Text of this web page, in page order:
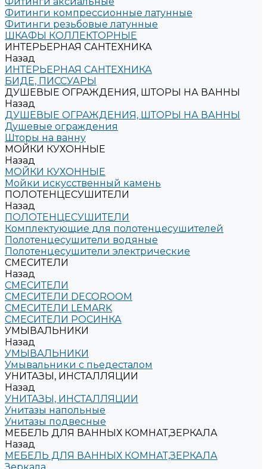
Фитинги компрессионные латунные
Фитинги резьбовые латунные
ШКАФЫ КОЛЛЕКТОРНЫЕ
ИНТЕРЬЕРНАЯ САНТЕХНИКА
Назад
ИНТЕРЬЕРНАЯ САНТЕХНИКА
БИДЕ, ПИССУАРЫ
ДУШЕВЫЕ ОГРАЖДЕНИЯ, ШТОРЫ НА ВАННЫ
Назад
ДУШЕВЫЕ ОГРАЖДЕНИЯ, ШТОРЫ НА ВАННЫ
Душевые ограждения
Шторы на ванну
МОЙКИ КУХОННЫЕ
Назад
МОЙКИ КУХОННЫЕ
Мойки искусственный камень
ПОЛОТЕНЦЕСУШИТЕЛИ
Назад
ПОЛОТЕНЦЕСУШИТЕЛИ
Комплектующие для полотенцесушителей
Полотенцесушители водяные
Полотенцесушители электрические
СМЕСИТЕЛИ
Назад
СМЕСИТЕЛИ
СМЕСИТЕЛИ DECOROOM
СМЕСИТЕЛИ LEMARK
СМЕСИТЕЛИ РОСИНКА
УМЫВАЛЬНИКИ
Назад
УМЫВАЛЬНИКИ
Умывальники с пьедесталом
УНИТАЗЫ, ИНСТАЛЛЯЦИИ
Назад
УНИТАЗЫ, ИНСТАЛЛЯЦИИ
Унитазы напольные
Унитазы подвесные
МЕБЕЛЬ ДЛЯ ВАННЫХ КОМНАТ,ЗЕРКАЛА
Назад
МЕБЕЛЬ ДЛЯ ВАННЫХ КОМНАТ,ЗЕРКАЛА